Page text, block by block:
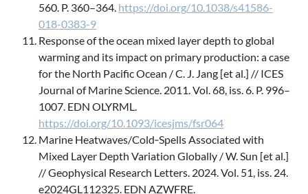
560. P. 360–364. https://doi.org/10.1038/s41586-
018-0383-9
Response of the ocean mixed layer depth to global
warming and its impact on primary production: a case
for the North Pacific Ocean / C. J. Jang [et al.] // ICES
Journal of Marine Science. 2011. Vol. 68, iss. 6. P. 996–
1007. EDN OLYRML.
https://doi.org/10.1093/icesjms/fsr064
Marine Heatwaves/Cold‐Spells Associated with
Mixed Layer Depth Variation Globally / W. Sun [et al.]
// Geophysical Research Letters. 2024. Vol. 51, iss. 24.
e2024GL112325. EDN AZWFRE.